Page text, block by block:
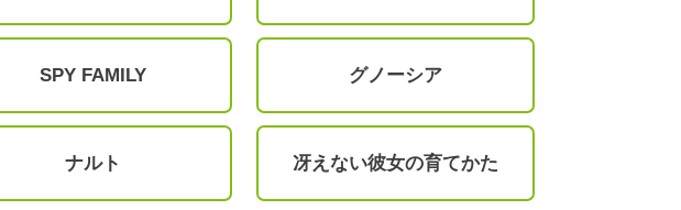
SPY FAMILY グノーシア
ナルト 冴えない彼女の育てかた